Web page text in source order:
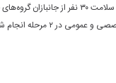
مدیرکل بنیاد شهید و امور ایثارگران استان البرز گفت: پایش تخصصی
۲ مرحله انجام شد.